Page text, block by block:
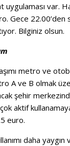
var.
Gece
Bilginiz olsun.
metro ve
A ve B olmak
şehir
aktif
euro.
daha